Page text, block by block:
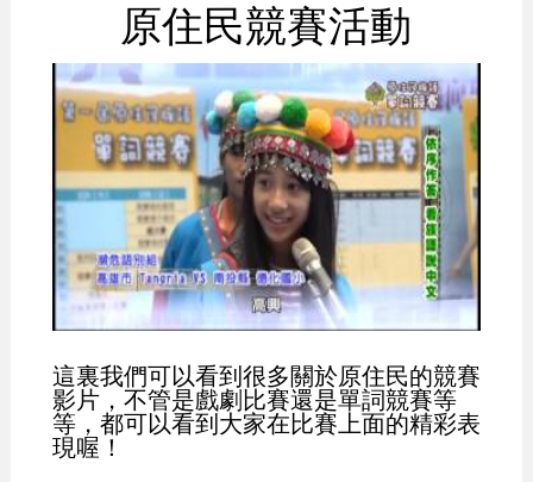
原住民競賽活動
這裏我們可以看到很多關於原住民的競賽
影片，不管是戲劇比賽還是單詞競賽等
等，都可以看到大家在比賽上面的精彩表
現喔！